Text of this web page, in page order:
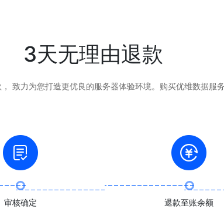
3天无理由退款
致力为您打造更优良的服务器体验环境。购买优维数据服
审核确定 退款至账余额